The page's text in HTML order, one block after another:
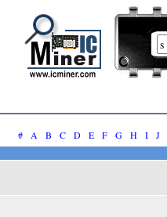
# A B C D E F G H I J